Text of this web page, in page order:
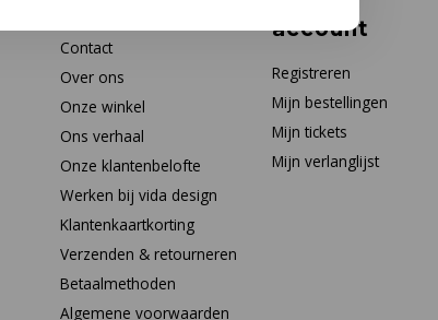
Contact
Over ons
Onze winkel
Ons verhaal
Onze klantenbelofte
Werken bij vida design
Klantenkaartkorting
Verzenden & retourneren
Betaalmethoden
Algemene voorwaarden
account
Registreren
Mijn bestellingen
Mijn tickets
Mijn verlanglijst